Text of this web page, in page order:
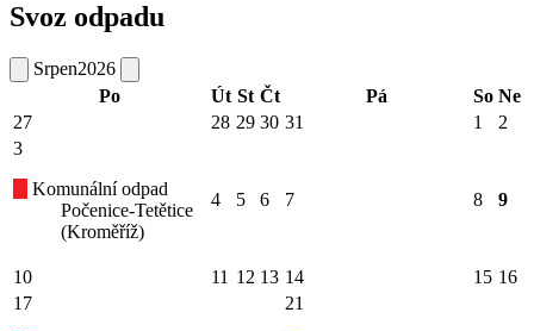
Svoz odpadu
Srpen2026
Po
Út St Čt Pá So Ne
27
28 29 30 31 1
2
3
Komunální odpad
Počenice-Tetětice
(Kroměříž)
4 5 6 7 8 9
10 11 12 13 14 15 16
17
21